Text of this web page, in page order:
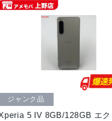
IV 8GB/128GB エクリュホ
品